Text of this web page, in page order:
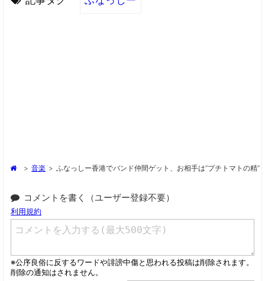
> 音楽 > ふなっしー香港でバンド仲間ゲット、お相手は“プチトマトの精”
コメントを書く（ユーザー登録不要）